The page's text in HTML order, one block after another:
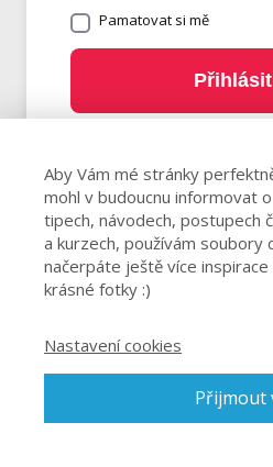
Pamatovat si mě
Aby Vám mé stránky
mohl v budoucnu informovat
tipech, návodech, postupech
a kurzech, používám soubory
načerpáte ještě více
krásné fotky :)
Nastavení cookies
Přijmout